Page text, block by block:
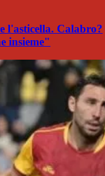
l'asticella. Calabro?
insieme"